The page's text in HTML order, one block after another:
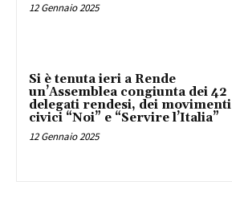
12 Gennaio 2025
Si è tenuta ieri a Rende
un’Assemblea congiunta dei 42
delegati rendesi, dei movimenti
civici “Noi” e “Servire l’Italia”
12 Gennaio 2025